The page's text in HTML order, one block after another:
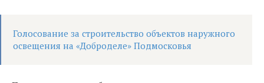
Голосование за строительство объектов наружного
освещения на «Доброделе» Подмосковья